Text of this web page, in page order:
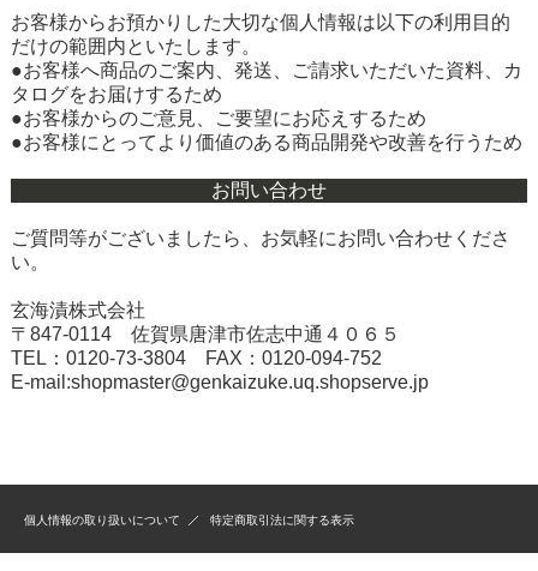
お客様からお預かりした大切な個人情報は以下の利用目的
だけの範囲内といたします。
●お客様へ商品のご案内、発送、ご請求いただいた資料、カ
タログをお届けするため
●お客様からのご意見、ご要望にお応えするため
●お客様にとってより価値のある商品開発や改善を行うため
お問い合わせ
ご質問等がございましたら、お気軽にお問い合わせくださ
い。
玄海漬株式会社
〒847‐0114 佐賀県唐津市佐志中通４０６５
TEL：0120-73-3804 FAX：0120-094-752
E-mail:shopmaster@genkaizuke.uq.shopserve.jp
個人情報の取り扱いについて 特定商取引法に関する表示